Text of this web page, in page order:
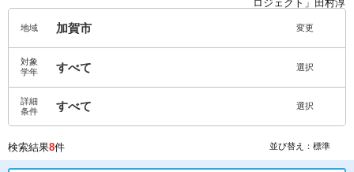
地域 加賀市 変更
対象
学年
すべて 選択
詳細
条件
すべて 選択
検索結果8件 並び替え：標準